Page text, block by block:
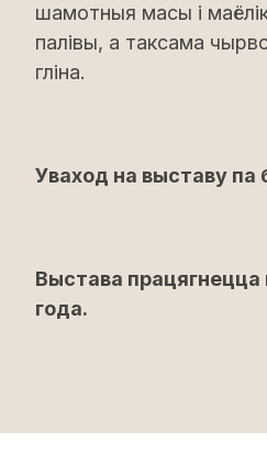
шамотныя масы і
палівы, а таксама
гліна.
Уваход на выставу па
Выстава працягнецца
года.